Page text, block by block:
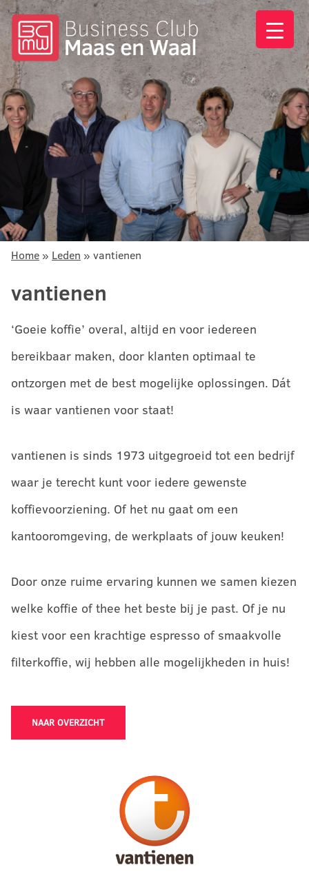
Home » Leden » vantienen
vantienen
‘Goeie koffie’ overal, altijd en voor iedereen
bereikbaar maken, door klanten optimaal te
ontzorgen met de best mogelijke oplossingen. Dát
is waar vantienen voor staat!
vantienen is sinds 1973 uitgegroeid tot een bedrijf
waar je terecht kunt voor iedere gewenste
koffievoorziening. Of het nu gaat om een
kantooromgeving, de werkplaats of jouw keuken!
Door onze ruime ervaring kunnen we samen kiezen
welke koffie of thee het beste bij je past. Of je nu
kiest voor een krachtige espresso of smaakvolle
filterkoffie, wij hebben alle mogelijkheden in huis!
NAAR OVERZICHT